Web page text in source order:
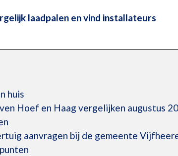
laadpalen en vind installateurs
huis
Hoef en Haag vergelijken augustus
aanvragen bij de gemeente